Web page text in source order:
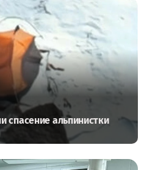
спасение альпинистки